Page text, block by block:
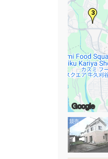
3
Google